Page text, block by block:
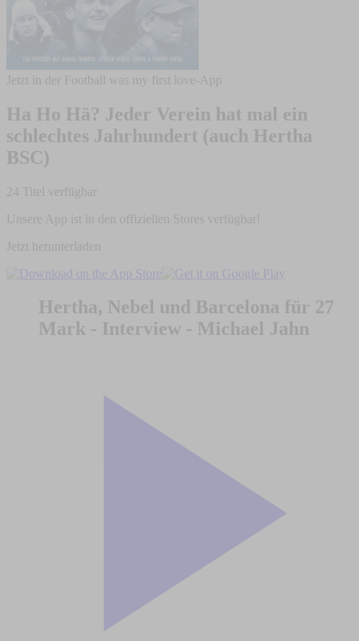
Jetzt in der Football was my first love-App
Ha Ho Hä? Jeder Verein hat mal ein
schlechtes Jahrhundert (auch Hertha
BSC)
24 Titel verfügbar
Unsere App ist in den offiziellen Stores verfügbar!
Jetzt herunterladen
Hertha, Nebel und Barcelona für 27
Mark - Interview - Michael Jahn